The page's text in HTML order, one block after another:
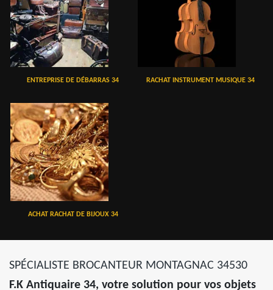
ENTREPRISE DE DÉBARRAS 34 RACHAT INSTRUMENT MUSIQUE 34
ACHAT RACHAT DE BIJOUX 34
SPÉCIALISTE BROCANTEUR MONTAGNAC 34530
F.K Antiquaire 34, votre solution pour vos objets